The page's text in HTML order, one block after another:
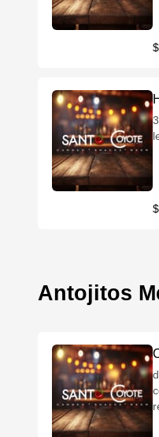
Antojitos